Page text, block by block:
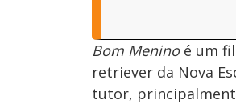
Bom Meninoé um
retriever da Nova
tutor,